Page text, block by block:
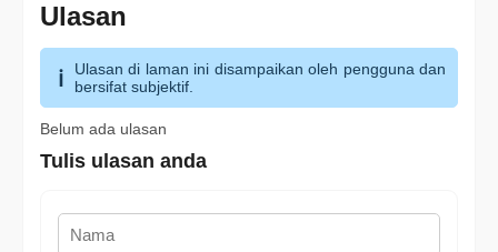
Ulasan
Ulasan di laman ini disampaikan oleh pengguna dan
bersifat subjektif.
Belum ada ulasan
Tulis ulasan anda